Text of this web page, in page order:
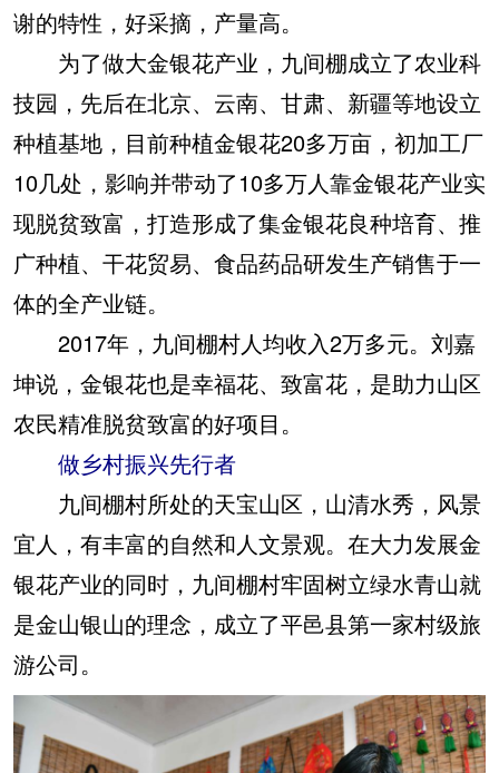
谢的特性，好采摘，产量高。
为了做大金银花产业，九间棚成立了农业科
技园，先后在北京、云南、甘肃、新疆等地设立
种植基地，目前种植金银花20多万亩，初加工厂
10几处，影响并带动了10多万人靠金银花产业实
现脱贫致富，打造形成了集金银花良种培育、推
广种植、干花贸易、食品药品研发生产销售于一
体的全产业链。
2017年，九间棚村人均收入2万多元。刘嘉
坤说，金银花也是幸福花、致富花，是助力山区
农民精准脱贫致富的好项目。
做乡村振兴先行者
九间棚村所处的天宝山区，山清水秀，风景
宜人，有丰富的自然和人文景观。在大力发展金
银花产业的同时，九间棚村牢固树立绿水青山就
是金山银山的理念，成立了平邑县第一家村级旅
游公司。